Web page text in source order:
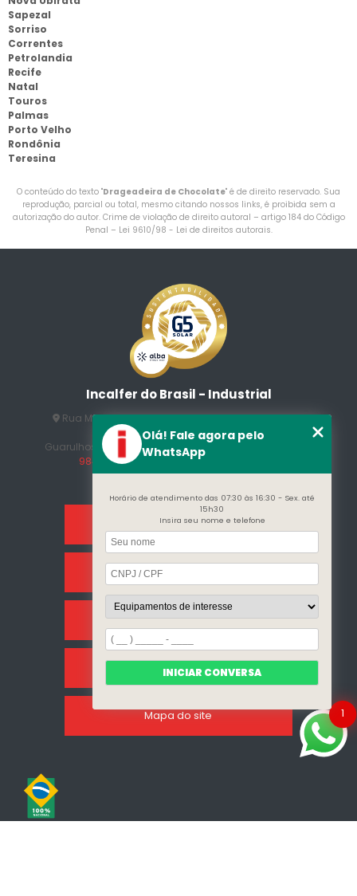
Sapezal
Sorriso
Correntes
Petrolandia
Recife
Natal
Touros
Palmas
Porto Velho
Rondônia
Teresina
O conteúdo do texto "Drageadeira de Chocolate" é de direito reservado. Sua
reprodução, parcial ou total, mesmo citando nossos links, é proibida sem a
autorização do autor. Crime de violação de direito autoral – artigo 184 do Código
Penal – Lei 9610/98 - Lei de direitos autorais.
Incalfer do Brasil - Industrial
Rua Manuel Jesus Fernandes , 172 - Jardim Santo
Afonso
Guarulhos - SP - CEP: 07215-230
(11) 3296-7700
98409-5498
contato@incalfer.com.br
Home
Sobre Nós
Categorias
Clientes
Mapa do site 1
Olá! Fale agora pelo
WhatsApp
Horário de atendimento das 07:30 às 16:30 - Sex. até
15h30
Insira seu nome e telefone
INICIAR CONVERSA